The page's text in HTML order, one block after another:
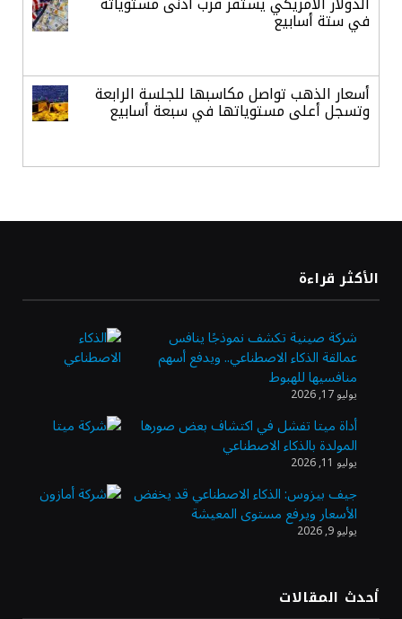
في ستة أسابيع
أسعار الذهب تواصل مكاسبها للجلسة الرابعة
وتسجل أعلى مستوياتها في سبعة أسابيع
«طيران الرياض» يدشن أولى رحلاته إلى مومباي
ويضيف الوجهة التشغيلية الثامنة
وزير الاستثمار: الموافقة على رخصة مزاولة
الأنشطة المالية عابرة الحدود تطوير للبيئة
الاستثمارية
الذهب يسجل أعلى مستوى في أسبوعين بدعم
من تراجع الدولار
الدولار الأمريكي يتراجع قرب أدنى مستوياته
الأكثر قراءة
شركة صينية تكشف نموذجًا ينافس
عمالقة الذكاء الاصطناعي.. ويدفع أسهم
منافسيها للهبوط
يوليو 17, 2026
أداة ميتا تفشل في اكتشاف بعض صورها
المولدة بالذكاء الاصطناعي
يوليو 11, 2026
جيف بيزوس: الذكاء الاصطناعي قد يخفض
الأسعار ويرفع مستوى المعيشة
يوليو 9, 2026
أحدث المقالات